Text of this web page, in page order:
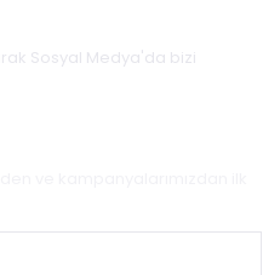
Sosyal Medya'da bizi